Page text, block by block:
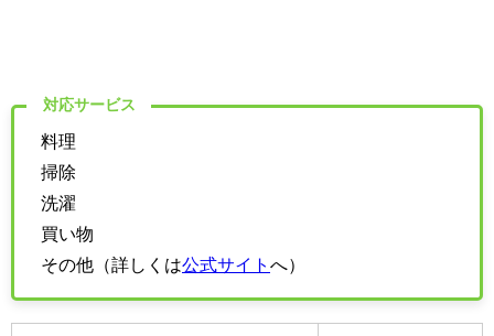
対応サービス
料理
掃除
洗濯
買い物
その他（詳しくは公式サイト へ）